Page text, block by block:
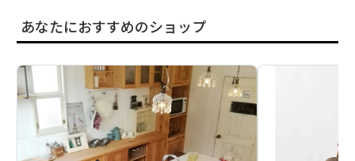
あなたにおすすめのショップ